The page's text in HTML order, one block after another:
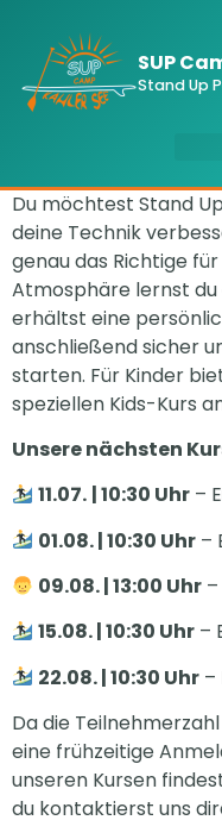
Stand Up
SUP
Du möchtest Stand
deine Technik
genau das Richtige
Atmosphäre lernst du
erhältst eine
anschließend sicher
starten. Für Kinder
speziellen Kids-Kurs
Unsere nächsten
11.07. | 10:30 Uhr –
01.08. | 10:30 Uhr –
09.08. | 13:00 Uhr
15.08. | 10:30 Uhr –
22.08. | 10:30 Uhr –
Da die
eine frühzeitige
unseren Kursen
du kontaktierst uns